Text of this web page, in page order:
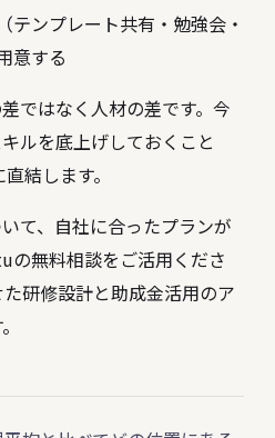
テンプレート共有・勉強会・
意する
ではなく人材の差です。今
ルを底上げしておくこと
結します。
て、自社に合ったプランが
の無料相談をご活用くださ
研修設計と助成金活用のア